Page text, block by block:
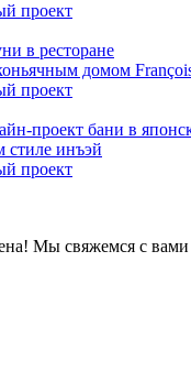
проект
домом
проект
стиле инъэй
проект
Мы свяжемся с